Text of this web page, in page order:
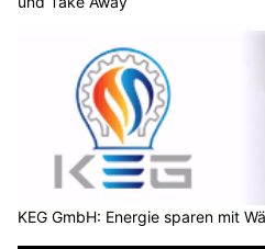
KEG GmbH: Energie sparen mit